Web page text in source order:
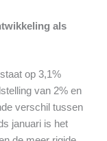
als
op 3,1%
van 2% en
verschil tussen
januari is het